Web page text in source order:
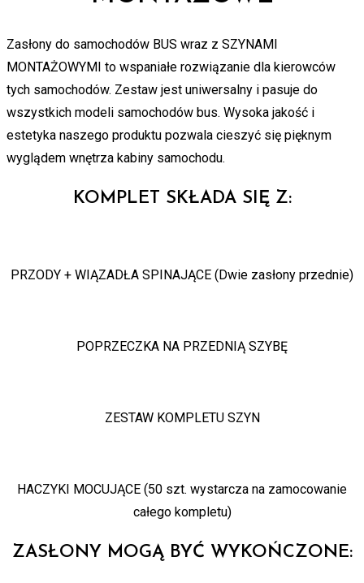
Zasłony do samochodów BUS wraz z SZYNAMI
MONTAŻOWYMI to wspaniałe rozwiązanie dla kierowców
tych samochodów. Zestaw jest uniwersalny i pasuje do
wszystkich modeli samochodów bus. Wysoka jakość i
estetyka naszego produktu pozwala cieszyć się pięknym
wyglądem wnętrza kabiny samochodu.
KOMPLET SKŁADA SIĘ Z:
PRZODY + WIĄZADŁA SPINAJĄCE (Dwie zasłony przednie)
POPRZECZKA NA PRZEDNIĄ SZYBĘ
ZESTAW KOMPLETU SZYN
HACZYKI MOCUJĄCE (50 szt. wystarcza na zamocowanie
całego kompletu)
ZASŁONY MOGĄ BYĆ WYKOŃCZONE: